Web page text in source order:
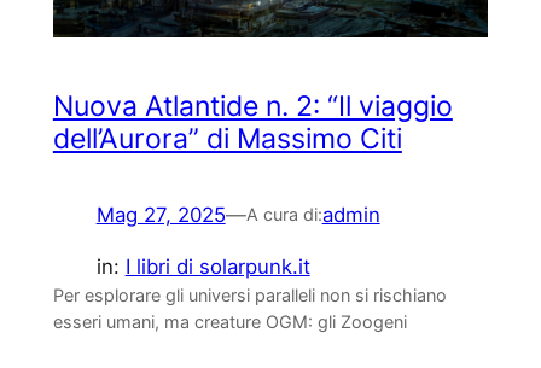
Nuova Atlantide n. 2: “Il viaggio
dell’Aurora” di Massimo Citi
Mag 27, 2025—A cura di:admin
in: I libri di solarpunk.it
Per esplorare gli universi paralleli non si rischiano
esseri umani, ma creature OGM: gli Zoogeni